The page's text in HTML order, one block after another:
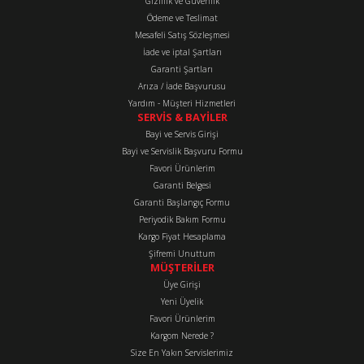
Ürün bilgilerinde hatalar bulunuyor.
Ürün fiyatı diğer sitelerden daha pahalı.
Bu ürüne benzer farklı alternatifler olmalı.
Gönder
Ödeme ve Teslimat
Mesafeli Satış Sözleşmesi
İade ve iptal Şartları
Garanti Şartları
Arıza / İade Başvurusu
Yardım - Müşteri Hizmetleri
SERVİS & BAYİLER
Bayi ve Servis Girişi
Bayi ve Servislik Başvuru Formu
Favori Ürünlerim
Garanti Belgesi
Garanti Başlangıç Formu
Periyodik Bakım Formu
Kargo Fiyat Hesaplama
Şifremi Unuttum
MÜŞTERİLER
Üye Girişi
Yeni Üyelik
Favori Ürünlerim
Kargom Nerede ?
Size En Yakın Servislerimiz